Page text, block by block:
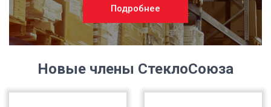
Подробнее
Новые члены СтеклоСоюза